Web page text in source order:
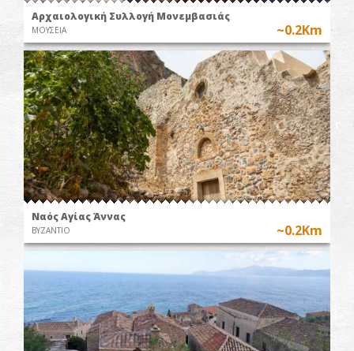
Αρχαιολογική Συλλογή Μονεμβασιάς
ΜΟΥΣΕΙΑ ~0.2Km
Ναός Αγίας Άννας
ΒΥΖΑΝΤΙΟ ~0.2Km